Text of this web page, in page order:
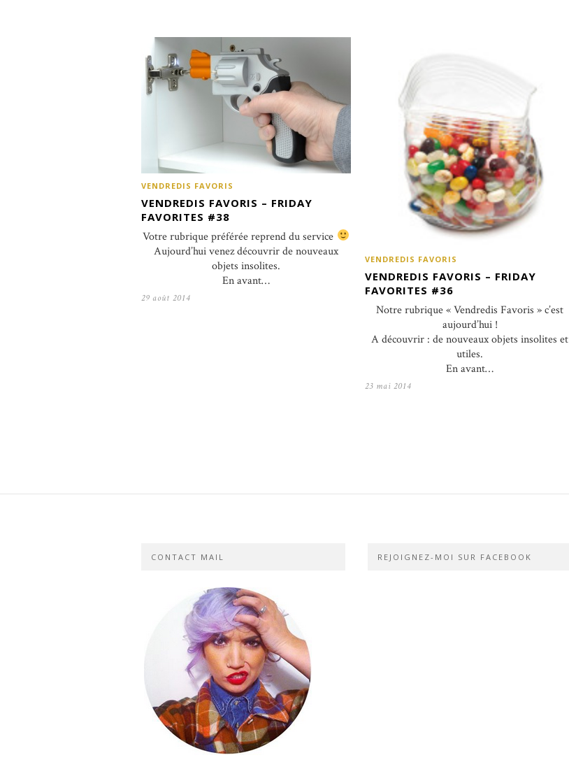
VENDREDIS FAVORIS
VENDREDIS FAVORIS – FRIDAY
FAVORITES #38
Votre rubrique préférée reprend du service
Aujourd’hui venez découvrir de nouveaux
objets insolites.
En avant…
29 août 2014
VENDREDIS FAVORIS
VENDREDIS FAVORIS – FRIDAY
FAVORITES #36
Notre rubrique « Vendredis Favoris » c’est
aujourd’hui !
A découvrir : de nouveaux objets insolites et
utiles.
En avant…
23 mai 2014
CONTACT MAIL REJOIGNEZ-MOI SUR FACEBOOK